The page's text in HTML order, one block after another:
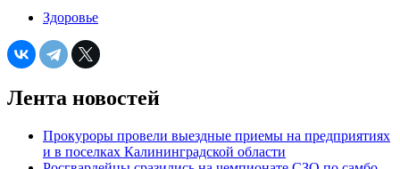
Здоровье
Лента новостей
Прокуроры провели выездные приемы на предприятиях
и в поселках Калининградской области